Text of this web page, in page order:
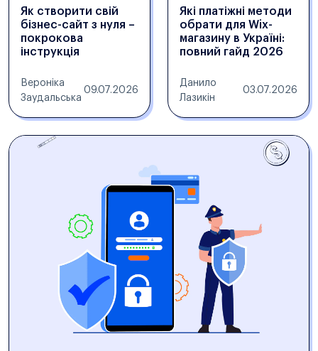
Як створити свій
бізнес-сайт з нуля –
покрокова
інструкція
Вероніка
Заудальська
09.07.2026
Які платіжні методи
обрати для Wix-
магазину в Україні:
повний гайд 2026
Данило
Лазикін
03.07.2026